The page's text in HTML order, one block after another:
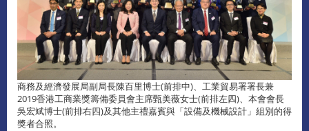
商務及經濟發展局副局長陳百里博士(前排中)、工業貿易署署長兼
2019香港工商業獎籌備委員會主席甄美薇女士(前排左四)、本會會長
吳宏斌博士(前排右四)及其他主禮嘉賓與「設備及機械設計」組別的得
獎者合照。